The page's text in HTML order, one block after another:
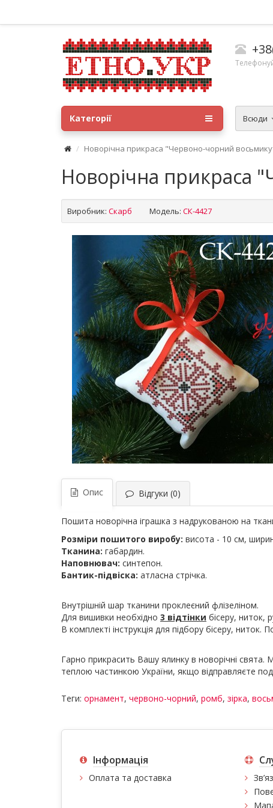
Всюди
Категорії
Новорічна прикраса "Червоно-чорний
Новорічна прикраса
Виробник: Скарб Модель: СК-4427
Опис Відгуки (0)
Пошита новорічна іграшка з надрукованою на
Розміри пошитого виробу: висота - 10 см,
Тканина: габардин.
Наповнювач: синтепон.
Бантик-підвіска: атласна стрічка.
Внутрішній шар тканини проклеєний флізеліном.
Для вишивки необхідно 3 відтінки бісеру, ниток,
В комплекті інструкція для підбору бісеру, ниток.
Гарно прикрасить Вашу ялинку в новорічні
теплою частинкою України, якщо відправляєте
Теги: орнамент, червоно-чорний, ромб, зірка,
Інформація
Оплата та доставка